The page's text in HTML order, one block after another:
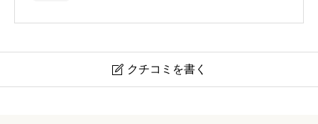
 クチコミを書く